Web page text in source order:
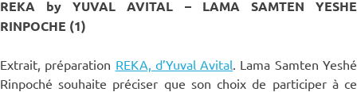
REKA by YUVAL AVITAL – LAMA SAMTEN YESHE
RINPOCHE (1)
Extrait, préparation REKA, d’Yuval Avital. Lama Samten Yeshé
Rinpoché souhaite préciser que son choix de participer à ce